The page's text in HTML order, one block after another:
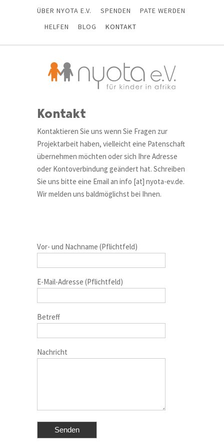
ÜBER NYOTA E.V. SPENDEN
PATE WERDEN
HELFEN
BLOG KONTAKT
Kontakt
Kontaktieren Sie uns wenn Sie Fragen zur
Projektarbeit haben, vielleicht eine Patenschaft
übernehmen möchten oder sich Ihre Adresse
oder Kontoverbindung geändert hat. Schreiben
Sie uns bitte eine Email an info [at] nyota-ev.de.
Wir melden uns baldmöglichst bei Ihnen.
Vor- und Nachname (Pflichtfeld)
E-Mail-Adresse (Pflichtfeld)
Betreff
Nachricht